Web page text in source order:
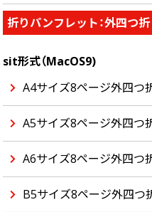
折りパンフレット：外四つ
sit形式（MacOS9)
A4サイズ8ページ外四つ
A5サイズ8ページ外四つ
A6サイズ8ページ外四つ
B5サイズ8ページ外四つ